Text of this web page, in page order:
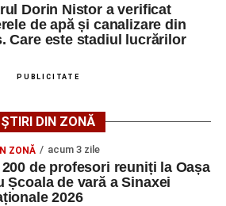
din cadrul String Symphonic Camp
și aplauze la Sebeș
au susținut un recital apreciat de
munca depusă în cadrul taberei, iar
prestațiile cu aplauze îndelungate.
Dorin Nistor a verificat
de apă și canalizare din
Care este stadiul lucrărilor
PUBLICITATE
ȘTIRI DIN ZONĂ
ZONĂ acum 3 zile
200 de profesori reuniți la Oașa
Școala de vară a Sinaxei
2026